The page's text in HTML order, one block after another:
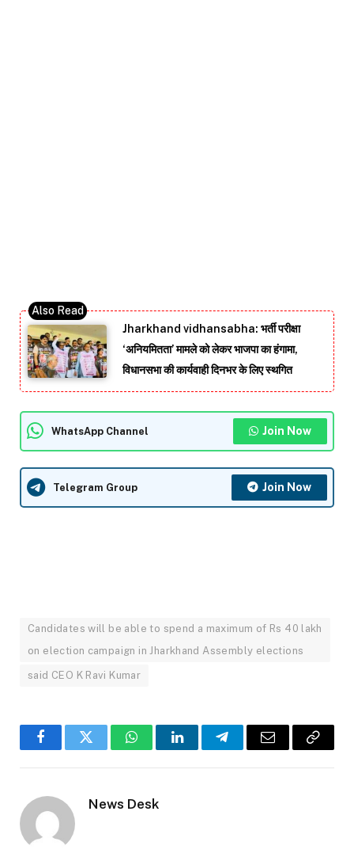
Jharkhand vidhansabha: भर्ती परीक्षा
‘अनियमितता’ मामले को लेकर भाजपा का हंगामा,
विधानसभा की कार्यवाही दिनभर के लिए स्थगित
WhatsApp Channel Join Now
Telegram Group Join Now
Candidates will be able to spend a maximum of Rs 40 lakh
on election campaign in Jharkhand Assembly elections
said CEO K Ravi Kumar
FacebookTwitter WhatsAppLinkedInTelegramEmail
Copy
News Desk